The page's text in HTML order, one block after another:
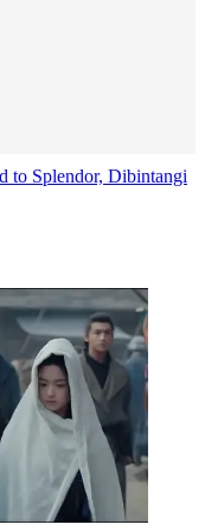
to Splendor, Dibintangi